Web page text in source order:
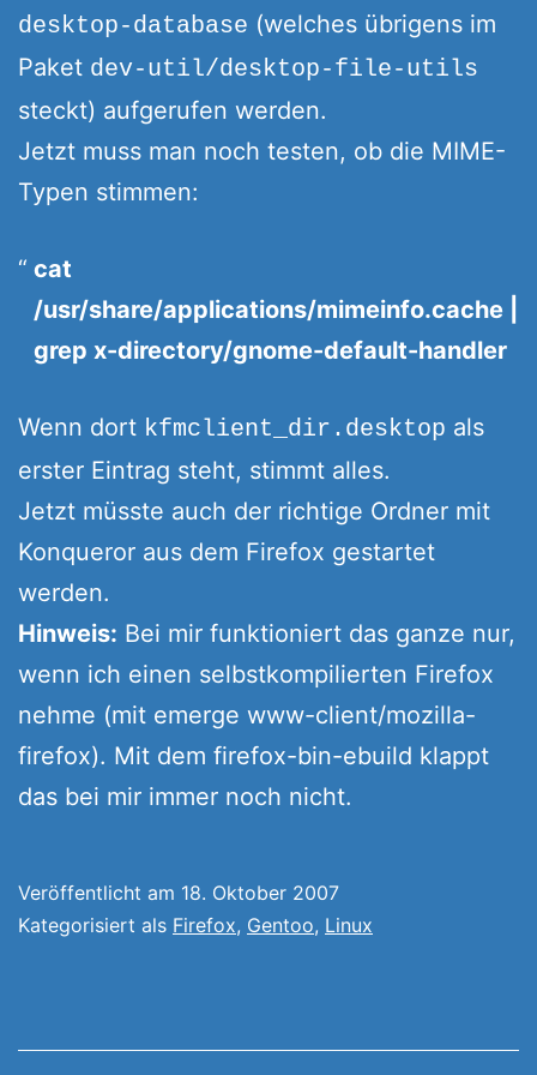
desktop-database (welches übrigens im
Paket dev-util/desktop-file-utils
steckt) aufgerufen werden.
Jetzt muss man noch testen, ob die MIME-
Typen stimmen:
cat
/usr/share/applications/mimeinfo.cache |
grep x-directory/gnome-default-handler
Wenn dort kfmclient_dir.desktop als
erster Eintrag steht, stimmt alles.
Jetzt müsste auch der richtige Ordner mit
Konqueror aus dem Firefox gestartet
werden.
Hinweis: Bei mir funktioniert das ganze nur,
wenn ich einen selbstkompilierten Firefox
nehme (mit emerge www-client/mozilla-
firefox). Mit dem firefox-bin-ebuild klappt
das bei mir immer noch nicht.
Veröffentlicht am 18. Oktober 2007
Kategorisiert als Firefox, Gentoo, Linux